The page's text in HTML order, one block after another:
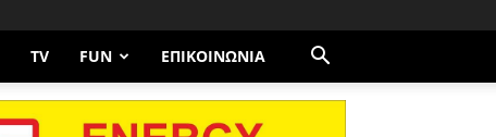
TV FUN ΕΠΙΚΟΙΝΩΝΊΑ